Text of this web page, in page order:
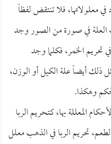
معلولاتها، فلا تنتقض لفظاً
العلة في صورة من الصور وجد
تحريم الخمر، فكلما وجد
أيضاً علة الكيل أو الوزن،
وهكذا.
المعللة بها، كتحريم الربا
تحريم الربا في الذهب معلل